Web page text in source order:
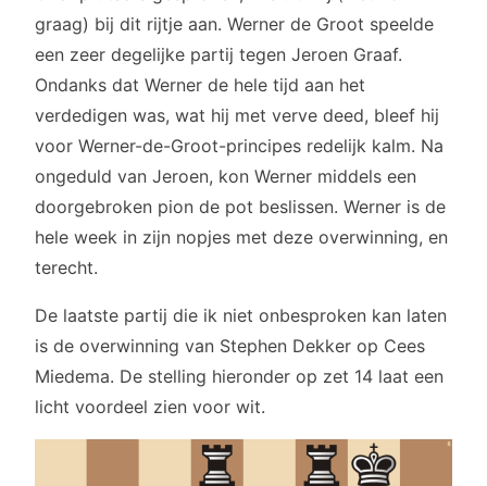
graag) bij dit rijtje aan. Werner de Groot speelde
een zeer degelijke partij tegen Jeroen Graaf.
Ondanks dat Werner de hele tijd aan het
verdedigen was, wat hij met verve deed, bleef hij
voor Werner-de-Groot-principes redelijk kalm. Na
ongeduld van Jeroen, kon Werner middels een
doorgebroken pion de pot beslissen. Werner is de
hele week in zijn nopjes met deze overwinning, en
terecht.
De laatste partij die ik niet onbesproken kan laten
is de overwinning van Stephen Dekker op Cees
Miedema. De stelling hieronder op zet 14 laat een
licht voordeel zien voor wit.